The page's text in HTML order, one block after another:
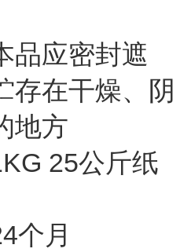
品应密封遮
存在干燥、阴
地方
25公斤纸
个月